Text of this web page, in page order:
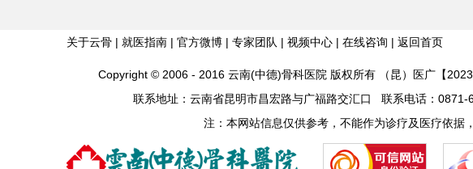
关于云骨 | 就医指南 | 官方微博 | 专家团队 | 视频中心 | 在线咨询 | 返回首页
Copyright © 2006 - 2016 云南(中德)骨科医院 版权所有 （昆）医广【
联系地址：云南省昆明市昌宏路与广福路交汇口 联系电话：
注：本网站信息仅供参考，不能作为诊疗及医疗依据